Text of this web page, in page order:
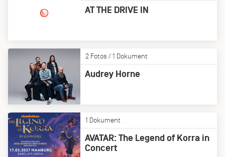
AT THE DRIVE IN
2 Fotos / 1 Dokument
Audrey Horne
1 Dokument
AVATAR: The Legend of Korra in
Concert